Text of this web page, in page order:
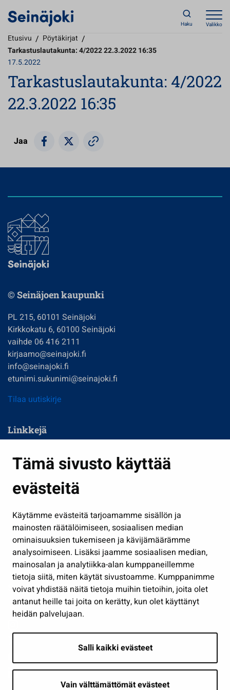
Tämä sivusto käyttää
evästeitä
Käytämme evästeitä tarjoamamme sisällön ja
mainosten räätälöimiseen, sosiaalisen median
ominaisuuksien tukemiseen ja kävijämäärämme
analysoimiseen. Lisäksi jaamme sosiaalisen median,
mainosalan ja analytiikka-alan kumppaneillemme
tietoja siitä, miten käytät sivustoamme. Kumppanimme
voivat yhdistää näitä tietoja muihin tietoihin, joita olet
antanut heille tai joita on kerätty, kun olet käyttänyt
heidän palvelujaan.
Salli kaikki evästeet
Vain välttämättömät evästeet
Haku Valikko
Etusivu / Pöytäkirjat /
Tarkastuslautakunta: 4/2022 22.3.2022 16:35
17.5.2022
Tarkastuslautakunta: 4/2022
22.3.2022 16:35
Jaa
© Seinäjoen kaupunki
PL 215, 60101 Seinäjoki
Kirkkokatu 6, 60100 Seinäjoki
vaihde 06 416 2111
kirjaamo@seinajoki.fi
info@seinajoki.fi
etunimi.sukunimi@seinajoki.fi
Tilaa uutiskirje
Linkkejä
Kasvatus ja opetus
Kulttuuri ja liikunta
Työ ja yrittäminen
Osallistu ja asioi
Näytä omat evästeasetukseni
Seuraa meitä